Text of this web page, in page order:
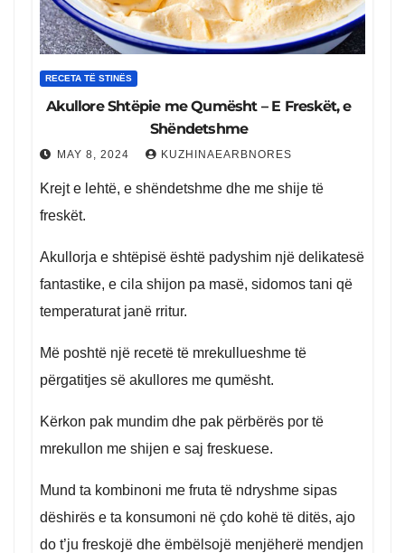
RECETA TË STINËS
Akullore Shtëpie me Qumësht – E Freskët, e
Shëndetshme
MAY 8, 2024 KUZHINAEARBNORES
Krejt e lehtë, e shëndetshme dhe me shije të
freskët.
Akullorja e shtëpisë është padyshim një delikatesë
fantastike, e cila shijon pa masë, sidomos tani që
temperaturat janë rritur.
Më poshtë një recetë të mrekullueshme të
përgatitjes së akullores me qumësht.
Kërkon pak mundim dhe pak përbërës por të
mrekullon me shijen e saj freskuese.
Mund ta kombinoni me fruta të ndryshme sipas
dëshirës e ta konsumoni në çdo kohë të ditës, ajo
do t’ju freskojë dhe ëmbëlsojë menjëherë mendjen